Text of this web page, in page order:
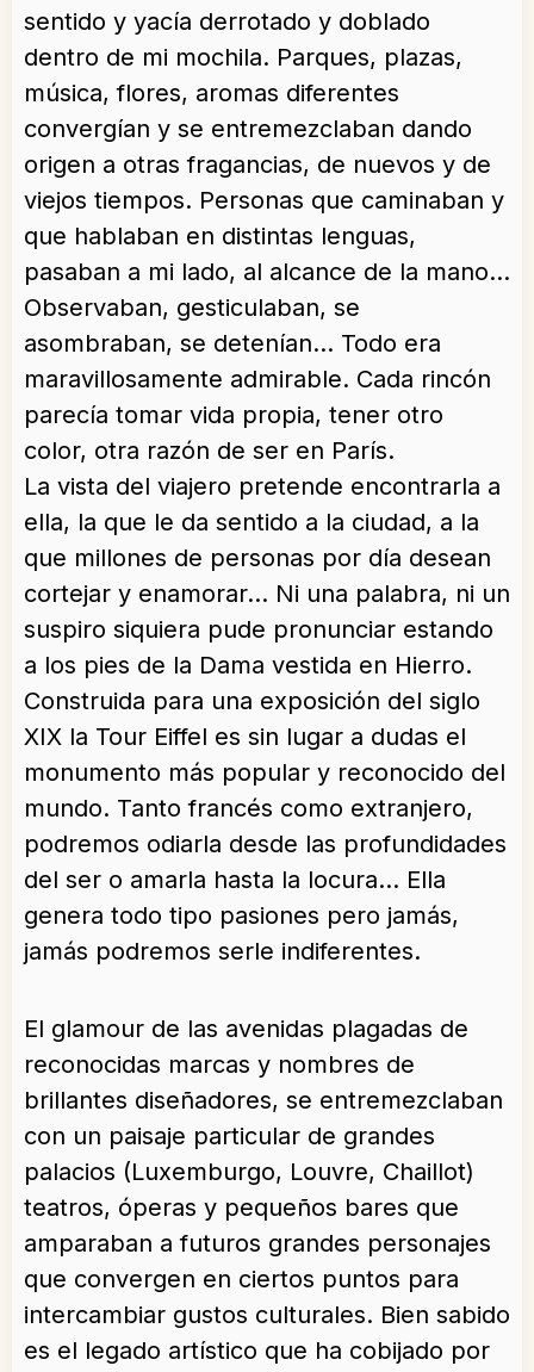
sentido y yacía derrotado y doblado
dentro de mi mochila. Parques, plazas,
música, flores, aromas diferentes
convergían y se entremezclaban dando
origen a otras fragancias, de nuevos y de
viejos tiempos. Personas que caminaban y
que hablaban en distintas lenguas,
pasaban a mi lado, al alcance de la mano…
Observaban, gesticulaban, se
asombraban, se detenían… Todo era
maravillosamente admirable. Cada rincón
parecía tomar vida propia, tener otro
color, otra razón de ser en París.
La vista del viajero pretende encontrarla a
ella, la que le da sentido a la ciudad, a la
que millones de personas por día desean
cortejar y enamorar… Ni una palabra, ni un
suspiro siquiera pude pronunciar estando
a los pies de la Dama vestida en Hierro.
Construida para una exposición del siglo
XIX la Tour Eiffel es sin lugar a dudas el
monumento más popular y reconocido del
mundo. Tanto francés como extranjero,
podremos odiarla desde las profundidades
del ser o amarla hasta la locura… Ella
genera todo tipo pasiones pero jamás,
jamás podremos serle indiferentes.
El glamour de las avenidas plagadas de
reconocidas marcas y nombres de
brillantes diseñadores, se entremezclaban
con un paisaje particular de grandes
palacios (Luxemburgo, Louvre, Chaillot)
teatros, óperas y pequeños bares que
amparaban a futuros grandes personajes
que convergen en ciertos puntos para
intercambiar gustos culturales. Bien sabido
es el legado artístico que ha cobijado por